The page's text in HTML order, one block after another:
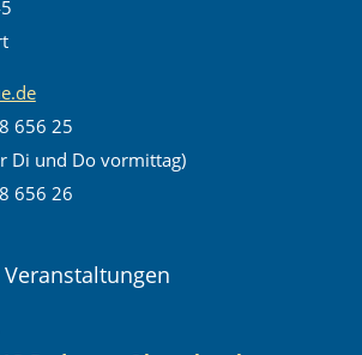
656 25
Di und Do vormittag)
656 26